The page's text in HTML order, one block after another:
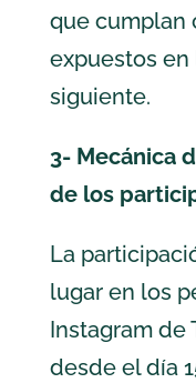
que cumplan
expuestos
siguiente.
3- Mecánica
de los
La
lugar en los
Instagram de
desde el día